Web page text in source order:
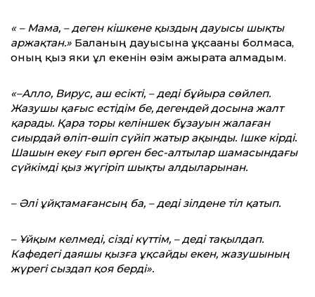
« – Мама, – деген кішкене қыздың дауысы шықты
аржақтан.» Баланың дауысына ұқсағаны болмаса,
оның қыз яки ұл екенін өзім ажырата алмадым.
«–Алло, Вирус, аш есікті, – деді бұйыра сөйлеп.
Жазушы қағыс естідім бе, дегендей досына жалт
қарады. Қара торы келіншек бұзауын жалаған
сиырдай өліп-өшіп сүйіп жатыр ақынды. Ішке кірді.
Шашын екеу ғып өрген бес-алтылар шамасындағы
сүйкімді қыз жүгіріп шықты алдыларынан.
– Әлі ұйқтамағансың ба, – деді зілдене тіл қатып.
– Ұйқым келмеді, сізді күттім, – деді тақылдап.
Кафедегі даяшы қызға ұқсайды екен, жазушының
жүрегі сыздап қоя берді».